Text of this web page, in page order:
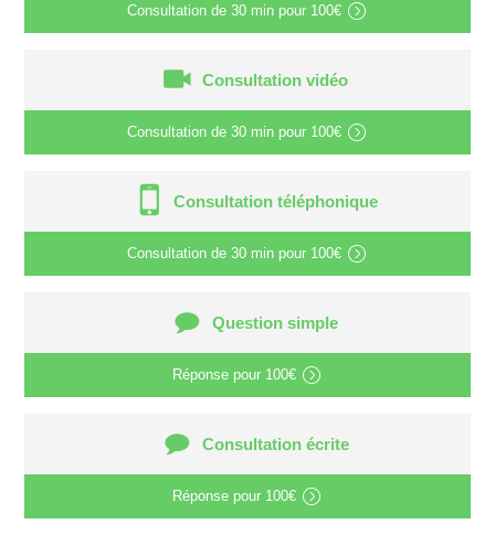
Consultation de 30 min pour 100€
Consultation vidéo
Consultation de 30 min pour 100€
Consultation téléphonique
Consultation de 30 min pour 100€
Question simple
Réponse pour 100€
Consultation écrite
Réponse pour 100€